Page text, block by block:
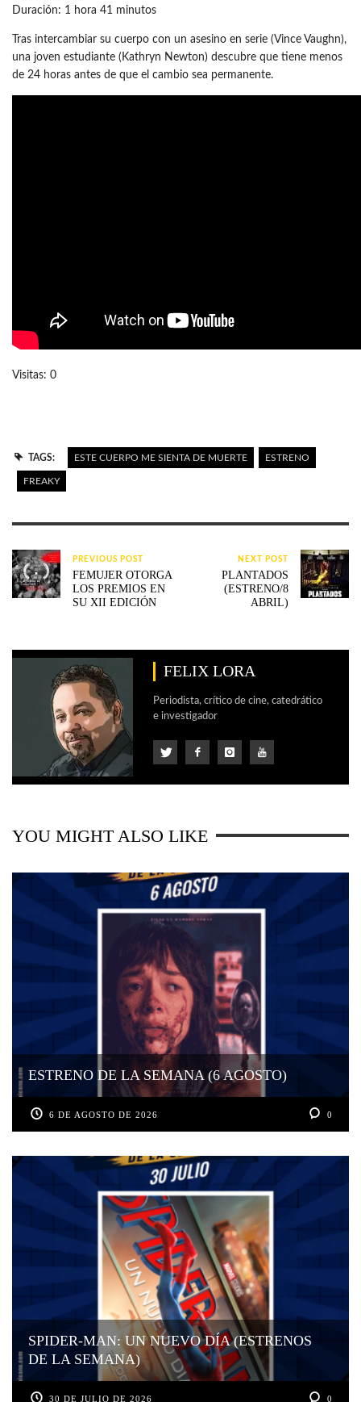
Duración: 1 hora 41 minutos
Tras intercambiar su cuerpo con un asesino en serie (Vince Vaughn),
una joven estudiante (Kathryn Newton) descubre que tiene menos
de 24 horas antes de que el cambio sea permanente.
Visitas: 0
TAGS: ESTE CUERPO ME SIENTA DE MUERTE ESTRENO
FREAKY
PREVIOUS POST
FEMUJER OTORGA
LOS PREMIOS EN
SU XII EDICIÓN
NEXT POST
PLANTADOS
(ESTRENO/8
ABRIL)
FELIX LORA
Periodista, crítico de cine, catedrático
e investigador
YOU MIGHT ALSO LIKE
ESTRENO DE LA SEMANA (6 AGOSTO)
6 DE AGOSTO DE 2026 0
SPIDER-MAN: UN NUEVO DÍA (ESTRENOS
DE LA SEMANA)
30 DE JULIO DE 2026 0